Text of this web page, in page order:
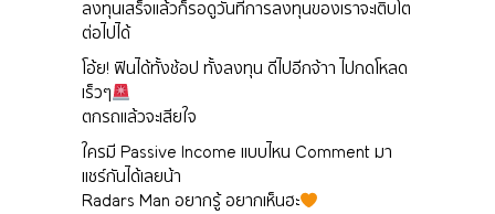
ลงทุนเสร็จแล้วก็รอดูวันที่การลงทุนของเราจะเติบโต
ต่อไปได้
โอ้ย! ฟินได้ทั้งช้อป ทั้งลงทุน ดีไปอีกจ้าา ไปกดโหลด
เร็วๆ
ตกรถแล้วจะเสียใจ
ใครมี Passive Income แบบไหน Comment มา
แชร์กันได้เลยน้า
Radars Man อยากรู้ อยากเห็นฮะ